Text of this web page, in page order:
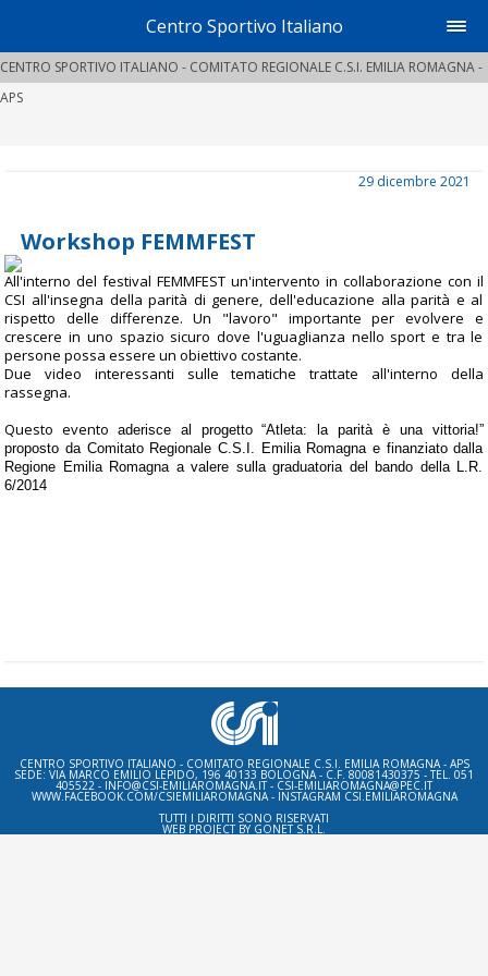
Centro Sportivo Italiano
CENTRO SPORTIVO ITALIANO - COMITATO REGIONALE C.S.I. EMILIA ROMAGNA -
APS
29 dicembre 2021
Workshop FEMMFEST
All'interno del festival FEMMFEST un'intervento in collaborazione con il
CSI all'insegna della parità di genere, dell'educazione alla parità e al
rispetto delle differenze. Un "lavoro" importante per evolvere e
crescere in uno spazio sicuro dove l'uguaglianza nello sport e tra le
persone possa essere un obiettivo costante.
Due video interessanti sulle tematiche trattate all'interno della
rassegna.
Questo eventoaderisce al progetto “Atleta: la parità è una vittoria!”
proposto da Comitato Regionale C.S.I. Emilia Romagna e finanziato dalla
Regione Emilia Romagna a valere sulla graduatoria del bando della L.R.
6/2014
CENTRO SPORTIVO ITALIANO - COMITATO REGIONALE C.S.I. EMILIA ROMAGNA - APS
SEDE: VIA MARCO EMILIO LEPIDO, 196 40133 BOLOGNA - C.F. 80081430375 - TEL. 051
405522 - INFO@CSI-EMILIAROMAGNA.IT - CSI-EMILIAROMAGNA@PEC.IT
WWW.FACEBOOK.COM/CSIEMILIAROMAGNA - INSTAGRAM CSI.EMILIAROMAGNA
TUTTI I DIRITTI SONO RISERVATI
WEB PROJECT BY GONET S.R.L.